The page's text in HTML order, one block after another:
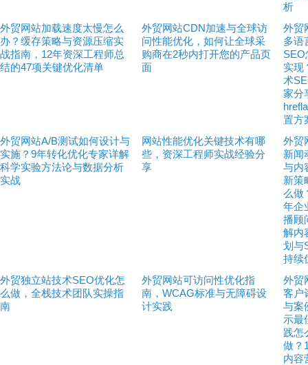
析
外贸网站加载速度太慢怎么
办？缓存策略与资源压缩实
战指南，12年资深工程师总
结的47项关键优化清单
外贸网站CDN加速与全球访
问性能优化，如何让全球采
购商在2秒内打开您的产品页
面
外贸
多语
SEO
实现
术
家分
置方
外贸网站A/B测试如何设计与
实施？9年转化优化专家详解
科学实验方法论与数据分析
实战
网站性能优化关键技术有哪
些，资深工程师实战经验分
享
外贸
新闻
与内
新策
么做
年企
播顾
解内
划与
持续
外贸独立站技术SEO优化怎
么做，全栈技术团队实操指
南
外贸网站可访问性优化指
南，WCAG标准与无障碍设
计实践
外贸
客户
与案
示最
践怎
做？
内容